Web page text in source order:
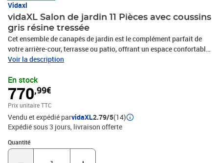
Vidaxl
vidaXL Salon de jardin 11 Pièces avec coussins
gris résine tressée
Cet ensemble de canapés de jardin est le complément parfait de
votre arrière-cour, terrasse ou patio, offrant un espace confortable
et accueillant pour discuter avec la famille et les amis ou
la résine tressée, également connue sous le nom de poly rotin, est
un matériau synthétique solide et nécessitant peu d'entretien qui
ressemble au rotin naturel. Il est léger, facile à nettoyer et
couramment utilisé pour les meubles d'extérieur en raison de sa
durabilité et de ses propriétés de résistance aux
intempéries.Expérience d'assise confortable : ce mobilier
d'extérieur, doté de coussins épais, offre une expérience d'assise
confortable.Housse amovible et lavable : ces coussins de siège
Voir la description
En stock
770,99€
Prix unitaire TTC
Vendu et expédié parvidaXL2.79/5(14)
Expédié sous 3 jours livraison offerte
Quantité
Quantité : 1